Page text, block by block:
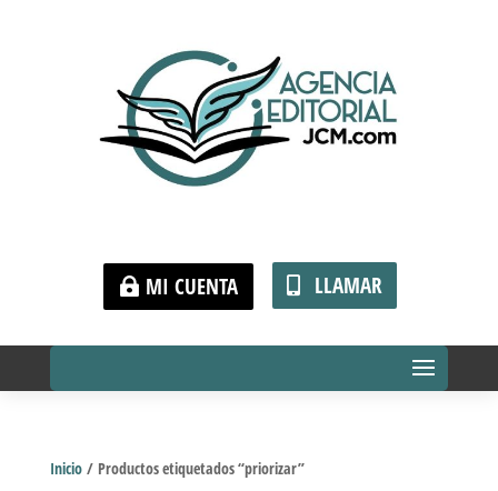
MI CUENTA LLAMAR
Inicio/ Productos etiquetados “priorizar”